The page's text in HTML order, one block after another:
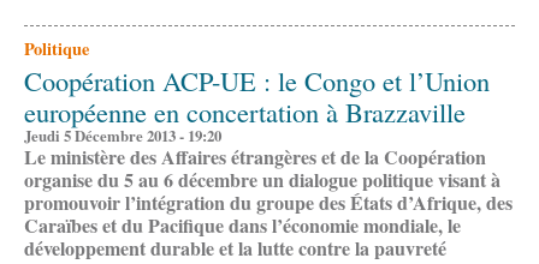
Politique
Coopération ACP-UE : le Congo et l’Union
européenne en concertation à Brazzaville
Jeudi 5 Décembre 2013 - 19:20
Le ministère des Affaires étrangères et de la Coopération
organise du 5 au 6 décembre un dialogue politique visant à
promouvoir l’intégration du groupe des États d’Afrique, des
Caraïbes et du Pacifique dans l’économie mondiale, le
développement durable et la lutte contre la pauvreté